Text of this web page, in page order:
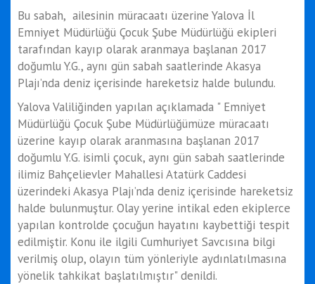
Bu sabah, ailesinin müracaatı üzerine Yalova İl
Emniyet Müdürlüğü Çocuk Şube Müdürlüğü ekipleri
tarafından kayıp olarak aranmaya başlanan 2017
doğumlu Y.G., aynı gün sabah saatlerinde Akasya
Plajı’nda deniz içerisinde hareketsiz halde bulundu.
Yalova Valiliğinden yapılan açıklamada " Emniyet
Müdürlüğü Çocuk Şube Müdürlüğümüze müracaatı
üzerine kayıp olarak aranmasına başlanan 2017
doğumlu Y.G. isimli çocuk, aynı gün sabah saatlerinde
ilimiz Bahçelievler Mahallesi Atatürk Caddesi
üzerindeki Akasya Plajı’nda deniz içerisinde hareketsiz
halde bulunmuştur. Olay yerine intikal eden ekiplerce
yapılan kontrolde çocuğun hayatını kaybettiği tespit
edilmiştir. Konu ile ilgili Cumhuriyet Savcısına bilgi
verilmiş olup, olayın tüm yönleriyle aydınlatılmasına
yönelik tahkikat başlatılmıştır" denildi.